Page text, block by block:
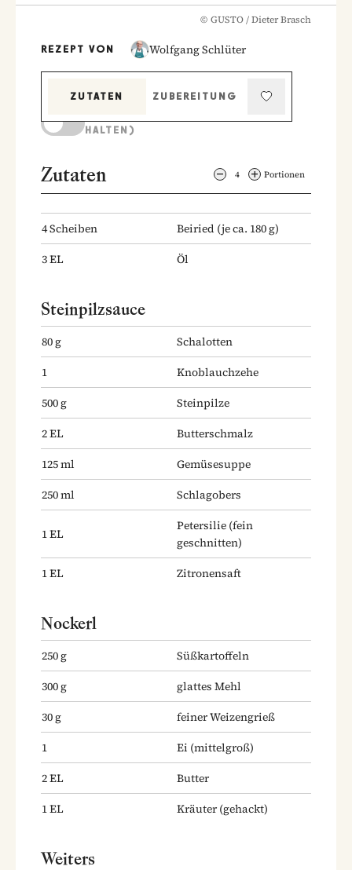
© GUSTO / Dieter Brasch
REZEPT VON Wolfgang Schlüter
ZUTATEN
ZUBEREITUNG
HALTEN)
Zutaten 4 Portionen
4Scheiben Beiried (je ca. 180 g)
3EL Öl
Steinpilzsauce
80g
Schalotten
1
Knoblauchzehe
500g
Steinpilze
2EL
Butterschmalz
125ml
Gemüsesuppe
250ml Schlagobers
1EL
Petersilie (fein
geschnitten)
1EL Zitronensaft
Nockerl
250g
Süßkartoffeln
300g
glattes Mehl
30g
feiner Weizengrieß
1
Ei (mittelgroß)
2EL
Butter
1EL Kräuter (gehackt)
Weiters